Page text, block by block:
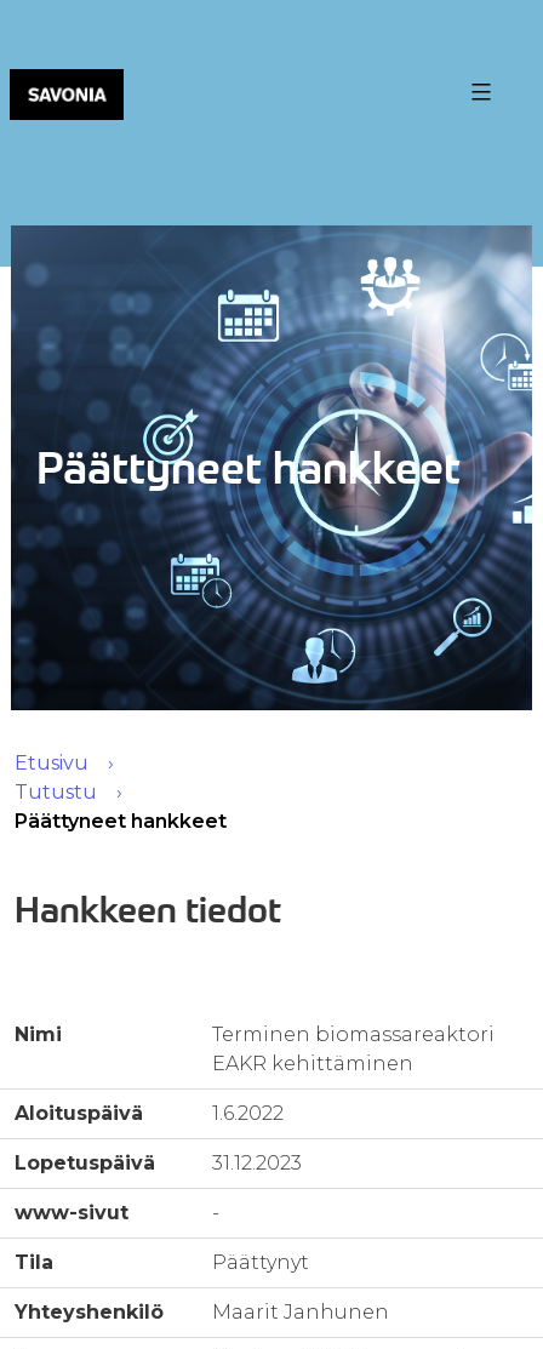
Päättyneet hankkeet
Etusivu
Tutustu
Päättyneet hankkeet
Hankkeen tiedot
Nimi
Terminen biomassareaktori
EAKR kehittäminen
Aloituspäivä 1.6.2022
Lopetuspäivä 31.12.2023
www-sivut -
Tila Päättynyt
Yhteyshenkilö Maarit Janhunen